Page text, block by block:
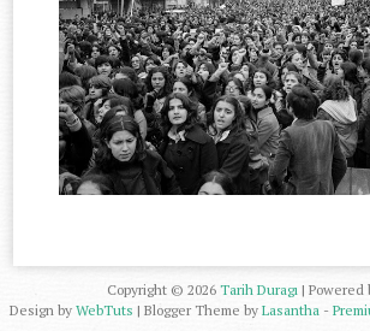
Copyright © 2026 Tarih Duragı | Powered
Design by WebTuts | Blogger Theme by Lasantha -